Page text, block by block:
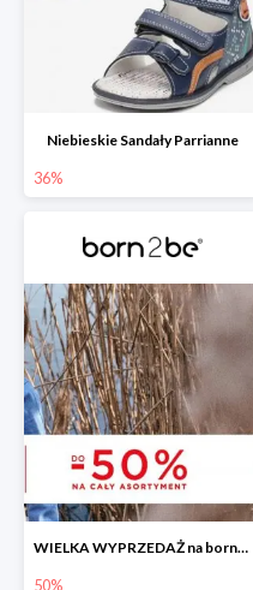
Niebieskie Sandały Parrianne
36%
WIELKA WYPRZEDAŻ na born2be.pl ?
50%